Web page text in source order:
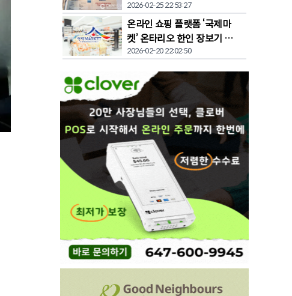
찾다"
2026-02-25 22:53:27
온라인 쇼핑 플랫폼 ‘국제마
켓’ 온타리오 한인 장보기 문
화 바꾼다
2026-02-20 22:02:50